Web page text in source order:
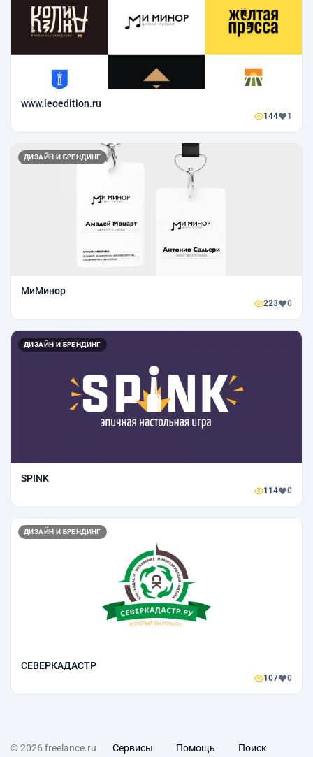
www.leoedition.ru
144 1
ДИЗАЙН И БРЕНДИНГ
МиМинор
223 0
ДИЗАЙН И БРЕНДИНГ
SPINK
114 0
ДИЗАЙН И БРЕНДИНГ
СЕВЕРКАДАСТР
107 0
© 2026 freelance.ru Сервисы Помощь Поиск